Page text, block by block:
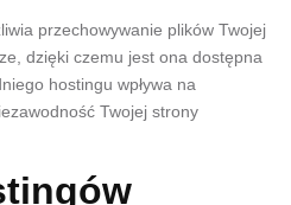
przechowywanie plików Twojej
dzięki czemu jest ona dostępna
hostingu wpływa na
Twojej strony